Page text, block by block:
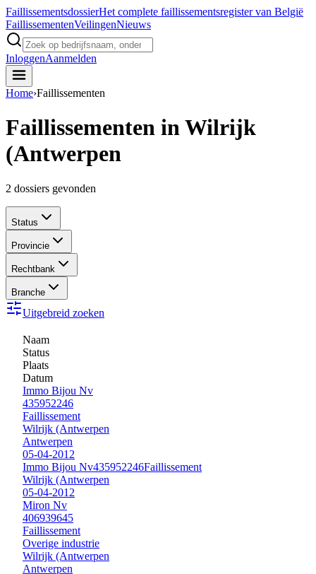
FaillissementsdossierHet complete faillissementsregister van België
FaillissementenVeilingenNieuws
InloggenAanmelden
Home›Faillissementen
Faillissementen in Wilrijk
(Antwerpen
2 dossiers gevonden
Status
Provincie
Rechtbank
Branche
Uitgebreid zoeken
Naam
Status
Plaats
Datum
Immo Bijou Nv
435952246
Faillissement
Wilrijk (Antwerpen
Antwerpen
05-04-2012
Immo Bijou Nv435952246Faillissement
Wilrijk (Antwerpen
05-04-2012
Miron Nv
406939645
Faillissement
Overige industrie
Wilrijk (Antwerpen
Antwerpen